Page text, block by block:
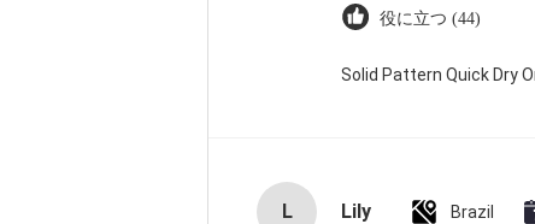
役に立つ (44)
Solid Pattern Quick Dry
L Lily Brazil